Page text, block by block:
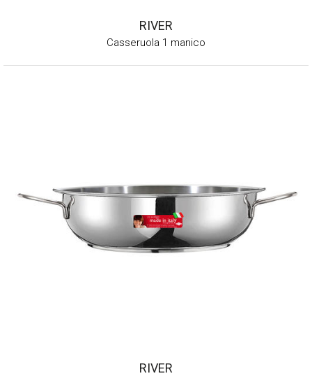
RIVER
Casseruola 1 manico
RIVER